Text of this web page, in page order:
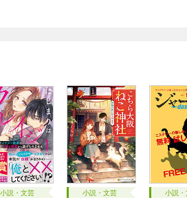
小説・文芸 小説・文芸 小説